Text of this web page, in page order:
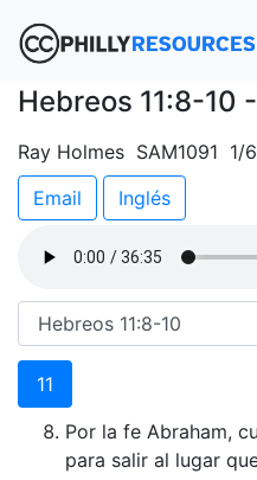
Hebreos 11:8-10
Ray Holmes SAM1091 1/
Email
Inglés
11
Por la fe Abraham,
para salir al lugar